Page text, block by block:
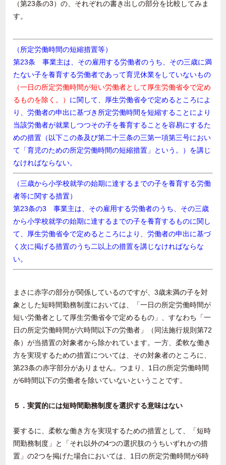
（第23条の3）の、それぞれの書き出しの部分を比較してみま
す。
（所定労働時間の短縮措置等）
第23条 事業主は、その雇用する労働者のうち、その三歳に満
たない子を養育する労働者であって育児休業をしていないもの
（一日の所定労働時間が短い労働者として厚生労働省令で定め
るものを除く。） に関して、厚生労働省令で定めるところによ
り、労働者の申出に基づき所定労働時間を短縮することにより
当該労働者が就業しつつその子を養育することを容易にするた
めの措置（以下この条及び第二十三条の三第一項第三号におい
て「育児のための所定労働時間の短縮措置」という。）を講じ
なければならない。
（三歳から小学校就学の始期に達するまでの子を養育する労働
者等に関する措置）
第23条の3 事業主は、その雇用する労働者のうち、その三歳
から小学校就学の始期に達するまでの子を養育するものに関し
て、厚生労働省令で定めるところにより、労働者の申出に基づ
く次に掲げる措置のうち二以上の措置を講じなければならな
い。
まさに赤字の部分が関係しているのですが、3歳未満の子を対
象とした短時間勤務制度においては、「一日の所定労働時間が
短い労働者として厚生労働省令で定めるもの」、すなわち「一
日の所定労働時間が六時間以下の労働者」（同法施行規則第72
条）が当措置の対象者から除かれています。一方、柔軟な働き
方を実現するための措置については、その対象者のところに、
第23条の赤字部分がありません。つまり、1日の所定労働時間
が6時間以下の労働者を除いていないということです。
５．実質的には短時間勤務制度を選択する意味はない
要するに、柔軟な働き方を実現するための措置として、「短時
間勤務制度」と「それ以外の4つの選択肢のうちいずれかの措
置」の2つを掲げた場合においては、1日の所定労働時間が6時